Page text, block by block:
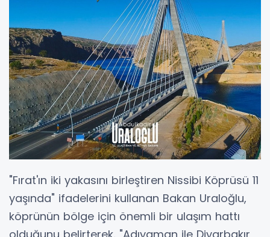
"Fırat'ın iki yakasını birleştiren Nissibi Köprüsü 11
yaşında" ifadelerini kullanan Bakan Uraloğlu,
köprünün bölge için önemli bir ulaşım hattı